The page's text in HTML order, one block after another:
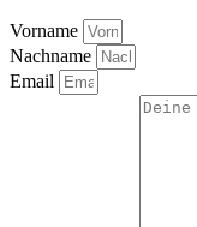
Vorname
Nachname
Email